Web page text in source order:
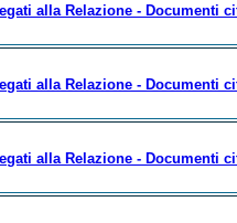
alla Relazione - Documenti
alla Relazione - Documenti
alla Relazione - Documenti